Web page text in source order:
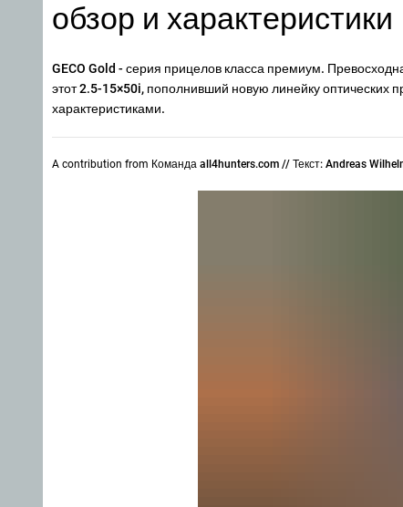
обзор и характеристики
GECO Gold - серия прицелов класса премиум.
этот 2.5-15×50i, пополнивший новую линейку оптических
характеристиками.
A contribution from Команда all4hunters.com // Текст: Andreas